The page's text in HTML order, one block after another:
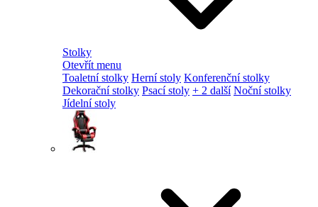
Stolky
Otevřít menu
Toaletní stolky Herní stoly Konferenční stolky
Dekorační stolky Psací stoly + 2 další Noční stolky
Jídelní stoly